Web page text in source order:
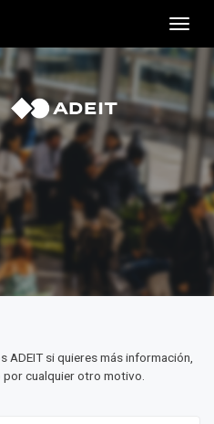
ADEIT si quieres más información,
cualquier otro motivo.